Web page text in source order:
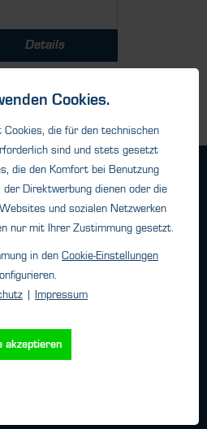
Details
Cookies.
die für den technischen
sind und stets gesetzt
die den Komfort bei Benutzung
Direktwerbung dienen oder die
und sozialen Netzwerken
nur mit Ihrer Zustimmung gesetzt.
in den Cookie-Einstellungen
Impressum
akzeptieren